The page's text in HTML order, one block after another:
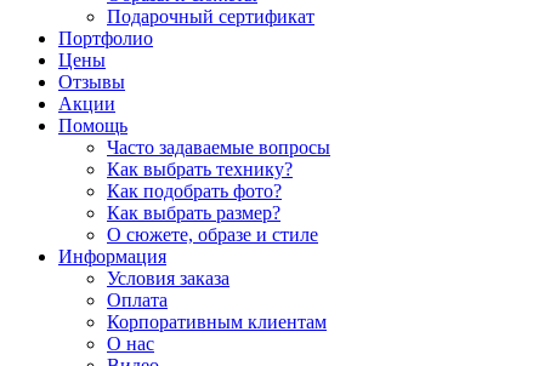
Подарочный сертификат
Портфолио
Цены
Отзывы
Акции
Помощь
Часто задаваемые вопросы
Как выбрать технику?
Как подобрать фото?
Как выбрать размер?
О сюжете, образе и стиле
Информация
Условия заказа
Оплата
Корпоративным клиентам
О нас